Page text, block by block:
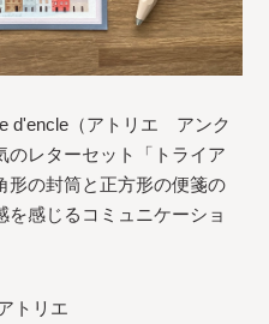
d'encle（アトリエ アンク
のレターセット「トライア
形の封筒と正方形の便箋の
感じるコミュニケーショ
トリエ